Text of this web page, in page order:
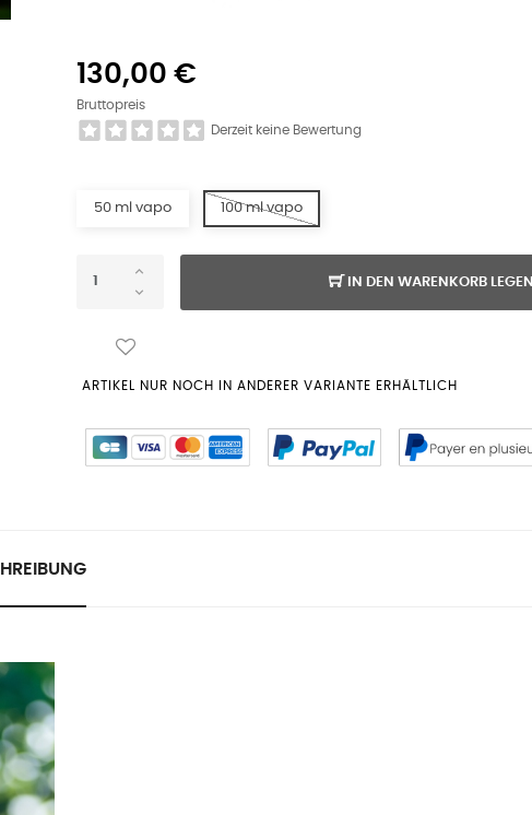
130,00 €
Bruttopreis
Derzeit keine Bewertung
50 ml vapo 100 ml vapo
IN DEN WARENKORB LEGEN
ARTIKEL NUR NOCH IN ANDERER VARIANTE ERHÄLTLICH